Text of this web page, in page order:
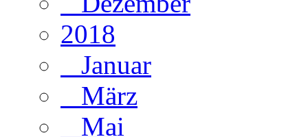
2018
Januar
März
Mai